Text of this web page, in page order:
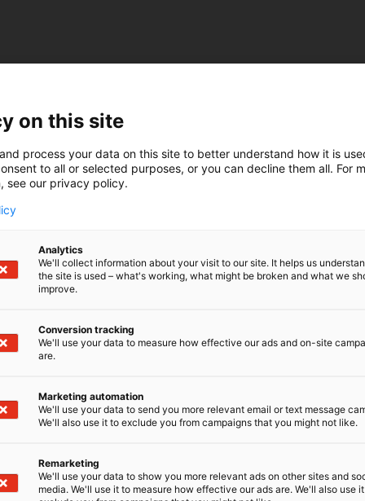
takanaan pitkä historia teollisista innovaatioista
tarjoamalla huippuluokan tuotteita ja ratkaisuja,
ja kestävän kuljetuksen rakennuksissa, teollisuudessa
maailmanlaajuinen johtaja putkijärjestelmissä ja
on this site
process your data on this site to better understand how it is
to all or selected purposes, or you can decline them all. For
see our privacy policy.
Analytics
We'll collect information about your visit to our site. It helps us
the site is used – what's working, what might be broken and what we
improve.
Conversion tracking
We'll use your data to measure how effective our ads and on-site
are.
Marketing automation
We'll use your data to send you more relevant email or text message
We'll also use it to exclude you from campaigns that you might not like.
Remarketing
We'll use your data to show you more relevant ads on other sites and
media. We'll use it to measure how effective our ads are. We'll also use